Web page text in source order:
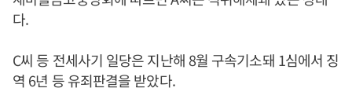
다.
C씨 등 전세사기 일당은 지난해 8월 구속기소돼 1심에서 징
역 6년 등 유죄판결을 받았다.